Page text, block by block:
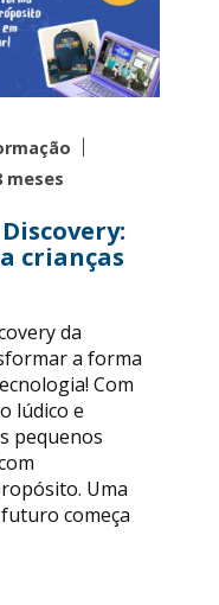
meses
crianças
da
a forma
Com
lúdico e
pequenos
Uma
começa